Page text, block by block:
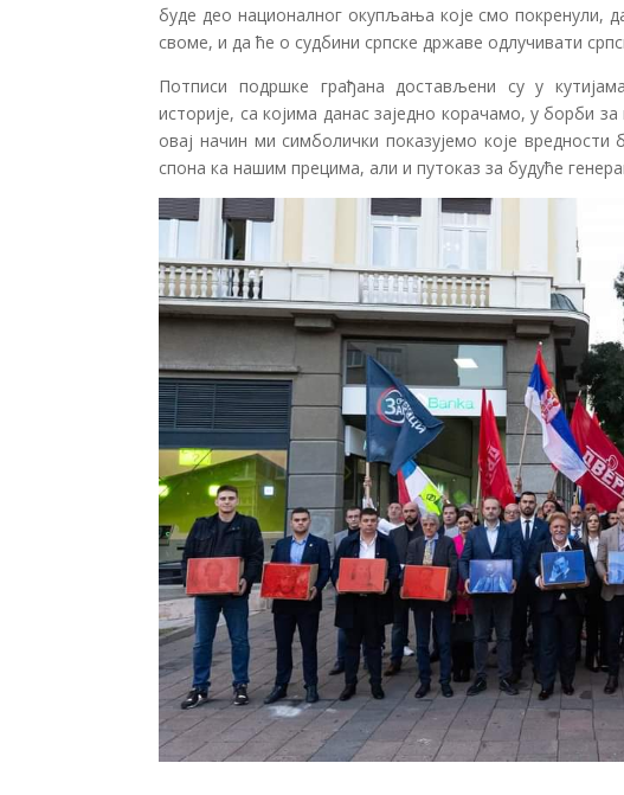
буде део националног окупљања које смо покренули,
своме, и да ће о судбини српске државе одлучивати
Потписи подршке грађана достављени су у
историје, са којима данас заједно корачамо, у борби
овај начин ми симболички показујемо које
спона ка нашим прецима, али и путоказ за будуће